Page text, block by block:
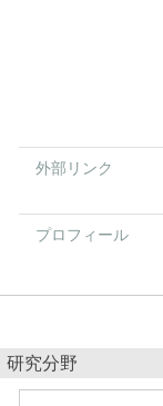
外部リンク
プロフィール
研究分野